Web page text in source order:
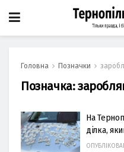
Головна Позначки
Позначка:
На
ділка,